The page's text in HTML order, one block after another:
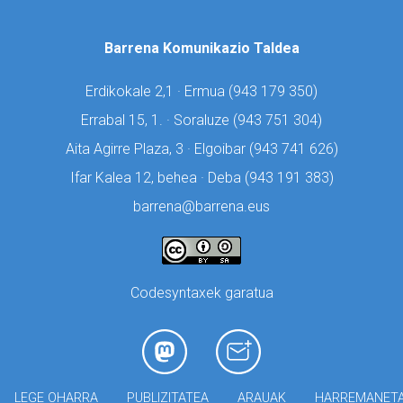
Barrena Komunikazio Taldea
Erdikokale 2,1 · Ermua (943 179 350)
Errabal 15, 1. · Soraluze (943 751 304)
Aita Agirre Plaza, 3 · Elgoibar (943 741 626)
Ifar Kalea 12, behea · Deba (943 191 383)
barrena@barrena.eus
Codesyntaxek garatua
LEGE OHARRA PUBLIZITATEA ARAUAK